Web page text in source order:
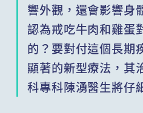
響外觀，還會影響身
認為戒吃牛肉和雞蛋
的？要對付這個長期
顯著的新型療法，其
科專科陳湧醫生將仔